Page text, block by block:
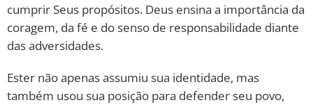
cumprir Seus propósitos. Deus ensina a importância da
coragem, da fé e do senso de responsabilidade diante
das adversidades.
Ester não apenas assumiu sua identidade, mas
também usou sua posição para defender seu povo,